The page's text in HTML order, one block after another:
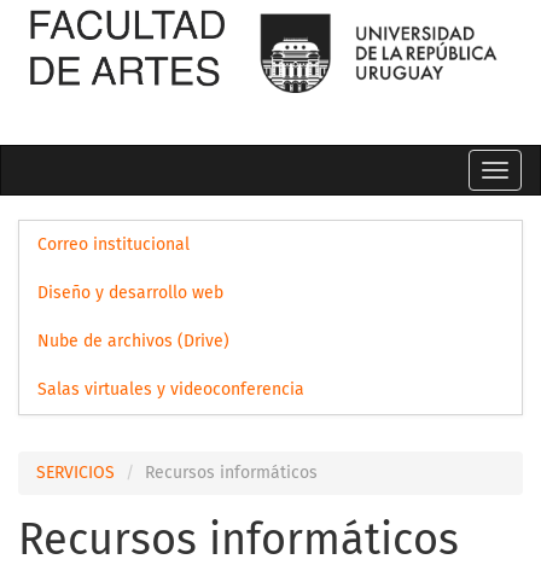
Toggle
Correo institucional
Diseño y desarrollo web
Nube de archivos (Drive)
Salas virtuales y videoconferencia
SERVICIOS Recursos informáticos
Recursos informáticos